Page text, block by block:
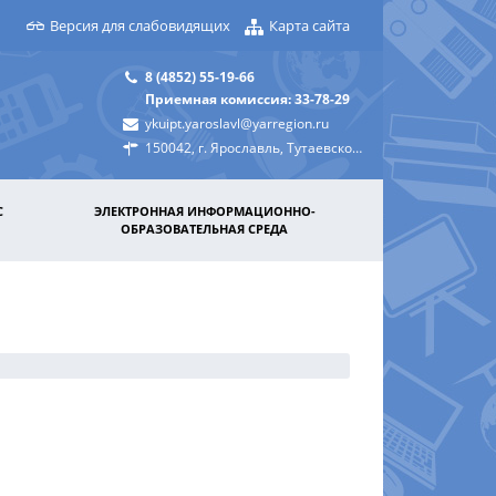
Версия для слабовидящих Карта сайта
8 (4852) 55-19-66
Приемная комиссия: 33-78-29
ykuipt.yaroslavl@yarregion.ru
150042, г. Ярославль, Тутаевское шоссе, д. 31а
ЭЛЕКТРОННАЯ ИНФОРМАЦИОННО-
ОБРАЗОВАТЕЛЬНАЯ СРЕДА